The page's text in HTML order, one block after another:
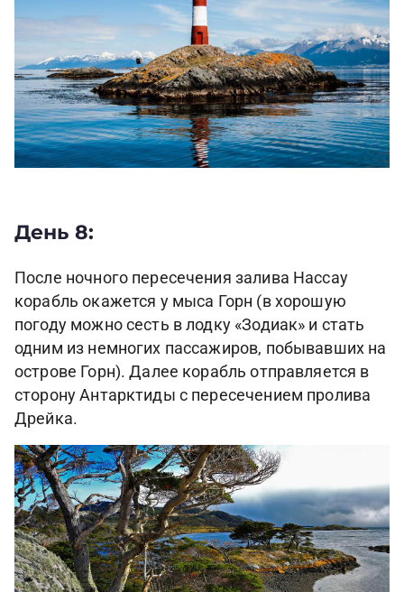
День 8:
После ночного пересечения залива Нассау
корабль окажется у мыса Горн (в хорошую
погоду можно сесть в лодку «Зодиак» и стать
одним из немногих пассажиров, побывавших на
острове Горн). Далее корабль отправляется в
сторону Антарктиды с пересечением пролива
Дрейка.